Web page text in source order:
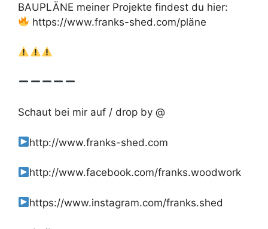
BAUPLÄNE meiner Projekte findest du hier:
https://www.franks-shed.com/pläne
Schaut bei mir auf / drop by @
http://www.franks-shed.com
http://www.facebook.com/franks.woodwork
https://www.instagram.com/franks.shed